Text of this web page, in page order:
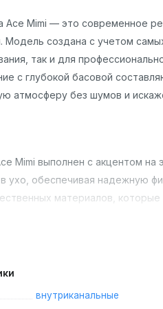
Ace Mimi — это современное
Модель создана с учетом
так и для
с глубокой басовой
атмосферу без шумов и
Mimi выполнен с акцентом
ухо, обеспечивая надежную
материалов,
звука
внутриканальные